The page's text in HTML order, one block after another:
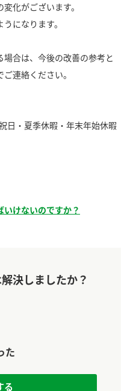
納豆
ピ
酢工房」
化がございます。
になります。
合は、今後の改善の参考と
連絡ください。
日・夏季休暇・年末年始休暇
けないのですか？
決しましたか？
た